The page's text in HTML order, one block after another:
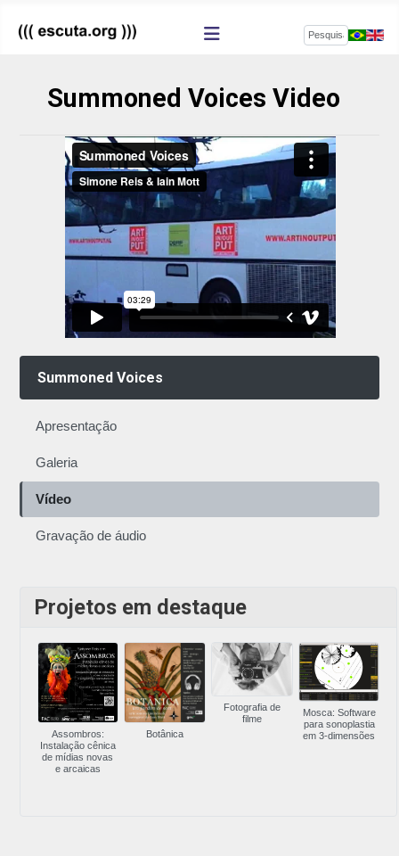
Summoned Voices Video
Summoned Voices
Apresentação
Galeria
Vídeo
Gravação de áudio
Projetos em destaque
Assombros:
Instalação cênica
de mídias novas
e arcaicas
Botânica
Fotografia de
filme
Mosca: Software
para sonoplastia
em 3-dimensões